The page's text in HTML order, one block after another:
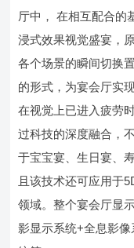
厅中， 在相互配合的
浸式效果视觉盛宴，
各个场景的瞬间切换
的形式，为宴会厅实
在视觉上已进入疲劳
过科技的深度融合，
于宝宝宴、生日宴、
且该技术还可应用于
领域。整个宴会厅显
影显示系统+全息影